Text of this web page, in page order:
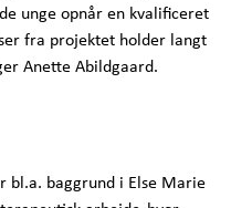
unge opnår en kvalificeret
fra projektet holder langt
Anette Abildgaard.
bl.a. baggrund i Else Marie